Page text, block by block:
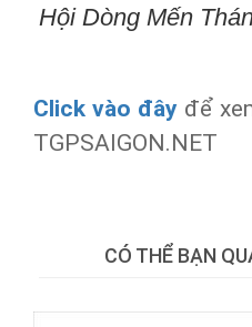
Hội Dòng Mến
Click vào đây để
TGPSAIGON.NET
CÓ THỂ BẠN